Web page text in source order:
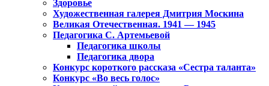
Здоровье
Художественная галерея Дмитрия Москина
Великая Отечественная. 1941 — 1945
Педагогика С. Артемьевой
Педагогика школы
Педагогика двора
Конкурс короткого рассказа «Сестра таланта»
Конкурс «Во весь голос»